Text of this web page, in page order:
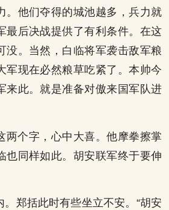
。他们夺得的城池越多，兵力就
最后决战提供了有利条件。在这
没。当然，白临将军袭击敌军粮
军现在必然粮草吃紧了。本帅今
来此。就是准备对傲来国军队进
两个字，心中大喜。他摩拳擦掌
也同样如此。胡安联军终于要伸
。郑括此时有些坐立不安。“胡安